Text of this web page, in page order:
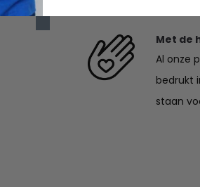
Met de
Al onze
bedrukt
staan